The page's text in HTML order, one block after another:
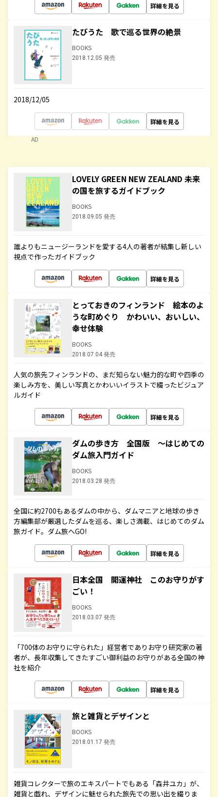
詳細を見る
たびうた 歌で巡る世界の絶景
BOOKS
2018.12.05 発売
2018/12/05
詳細を見る
AD
LOVELY GREEN NEW ZEALAND 未来
の国を旅するガイドブック
BOOKS
2018.09.05 発売
誰よりもニュージーランドを愛する4人の著者が結集し新しい
視点で作ったガイドブック
詳細を見る
とっておきのフィンランド 絵本のよ
うな町めぐり かわいい、おいしい、
幸せ体験
BOOKS
2018.07.04 発売
人気の旅先フィンランドの、まだ知らない魅力的な町や四季の
楽しみ方を、美しい写真とかわいいイラストで綴ったビジュア
ルガイド
詳細を見る
ダムの歩き方 全国版 ～はじめての
ダム旅入門ガイド
BOOKS
2018.03.28 発売
全国に約2700もあるダムの中から、ダムマニアと地球の歩き
方編集部が厳選したダムを巡る、楽しさ満載、はじめてのダム
旅ガイド。ダム旅へGO!
詳細を見る
日本全国 開運神社 このお守りがす
ごい！
BOOKS
2018.03.07 発売
「700体のお守りに守られた」経営者でありお守り研究家の著
者が、長年収集してきたすごい御利益のお守りがある全国の神
社を紹介
詳細を見る
旅と雑貨とデザインと
BOOKS
2018.01.17 発売
雑貨コレクターで旅のエキスパートでもある「森井ユカ」が、
雑貨と戯れ、デザインに魅せられた旅先での思い出を綴りま